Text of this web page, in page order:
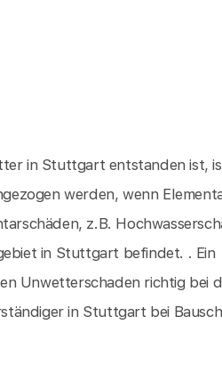
in Stuttgart entstanden ist,
werden, wenn
z.B.
in Stuttgart befindet. . Ein
Unwetterschaden richtig bei
in Stuttgart bei